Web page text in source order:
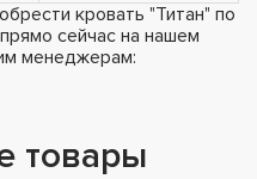
кровать "Титан" по
сейчас на нашем
менеджерам:
товары